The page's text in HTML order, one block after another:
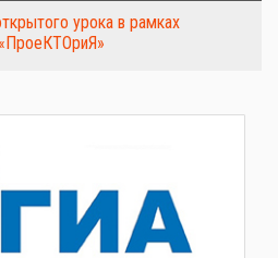
урока в рамках